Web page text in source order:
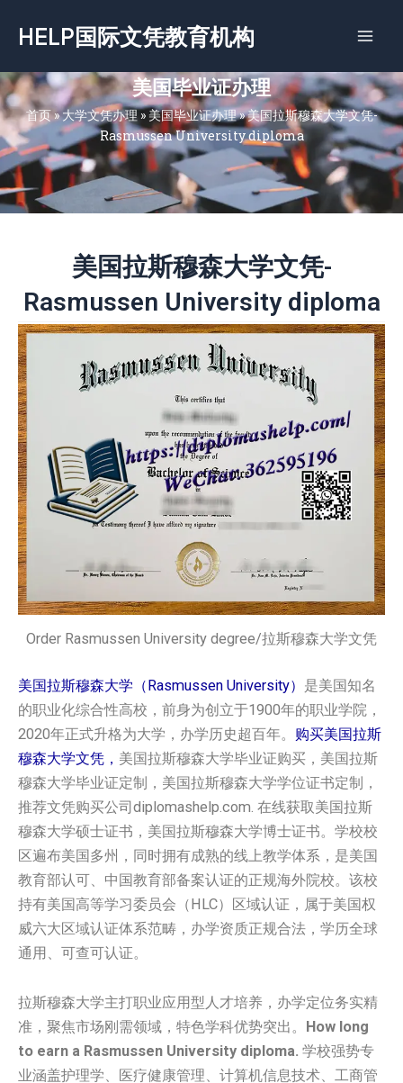
容
HELP国际文凭教育机构
美国毕业证办理
首页»大学文凭办理»美国毕业证办理»美国拉斯穆森大学文凭-
Rasmussen University diploma
美国拉斯穆森大学文凭-
Rasmussen University diploma
Order Rasmussen University degree/拉斯穆森大学文凭
美国拉斯穆森大学（Rasmussen University） 是美国知名
的职业化综合性高校，前身为创立于1900年的职业学院，
2020年正式升格为大学，办学历史超百年。 购买美国拉斯
穆森大学文凭， 美国拉斯穆森大学毕业证购买，美国拉斯
穆森大学毕业证定制，美国拉斯穆森大学学位证书定制，
推荐文凭购买公司diplomashelp.com. 在线获取美国拉斯
穆森大学硕士证书，美国拉斯穆森大学博士证书。学校校
区遍布美国多州，同时拥有成熟的线上教学体系，是美国
教育部认可、中国教育部备案认证的正规海外院校。该校
持有美国高等学习委员会（HLC）区域认证，属于美国权
威六大区域认证体系范畴，办学资质正规合法，学历全球
通用、可查可认证。
拉斯穆森大学主打职业应用型人才培养，办学定位务实精
准，聚焦市场刚需领域，特色学科优势突出。
How long
to earn a Rasmussen University diploma. 学校强势专
业涵盖护理学、医疗健康管理、计算机信息技术、工商管